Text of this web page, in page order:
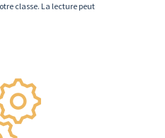
classe. La lecture peut